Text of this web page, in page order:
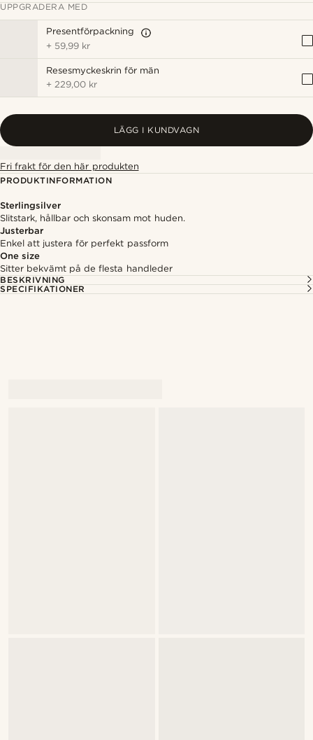
UPPGRADERA MED
Presentförpackning
+ 59,99 kr
Resesmyckeskrin för män
+ 229,00 kr
LÄGG I KUNDVAGN
Fri frakt för den här produkten
PRODUKTINFORMATION
Sterlingsilver
Slitstark, hållbar och skonsam mot huden.
Justerbar
Enkel att justera för perfekt passform
One size
Sitter bekvämt på de flesta handleder
BESKRIVNING
SPECIFIKATIONER